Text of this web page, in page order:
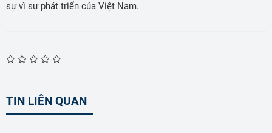
sự vì sự phát triển của Việt Nam.
TIN LIÊN QUAN